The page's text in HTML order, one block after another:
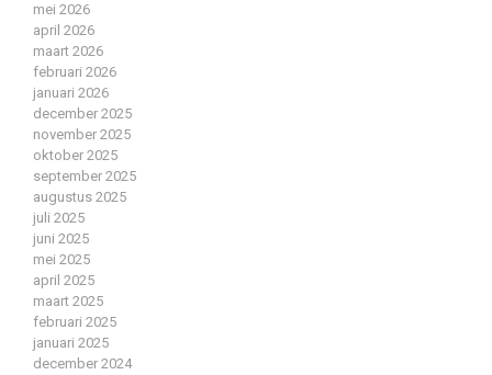
mei 2026
april 2026
maart 2026
februari 2026
januari 2026
december 2025
november 2025
oktober 2025
september 2025
augustus 2025
juli 2025
juni 2025
mei 2025
april 2025
maart 2025
februari 2025
januari 2025
december 2024